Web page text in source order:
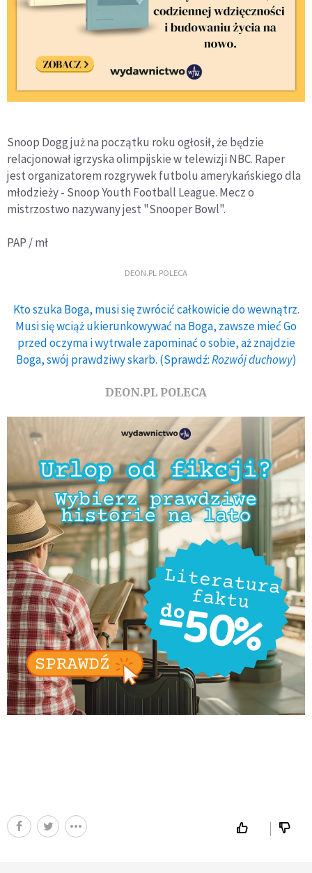
Snoop Dogg już na początku roku ogłosił, że będzie
relacjonował igrzyska olimpijskie w telewizji NBC. Raper
jest organizatorem rozgrywek futbolu amerykańskiego dla
młodzieży - Snoop Youth Football League. Mecz o
mistrzostwo nazywany jest "Snooper Bowl".
PAP / mł
DEON.PL POLECA
Kto szuka Boga, musi się zwrócić całkowicie do wewnątrz.
Musi się wciąż ukierunkowywać na Boga, zawsze mieć Go
przed oczyma i wytrwale zapominać o sobie, aż znajdzie
Boga, swój prawdziwy skarb. (Sprawdź:Rozwój duchowy)
DEON.PL POLECA